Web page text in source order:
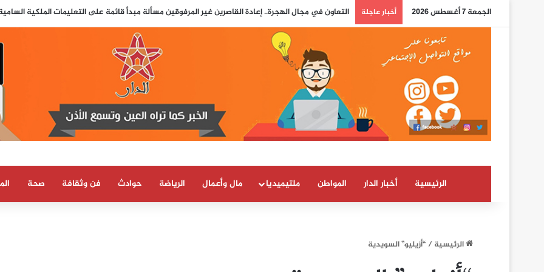
الجمعة 7 أغسطس 2026 أخبار عاجلة التعاون في مجال الهجرة.. إعادة القاصرين غير المرفوقين مسألة مبدأ قائمة على التعليمات الملكية
الرئيسية أخبار الدار المواطن ملتيميديا مال وأعمال الرياضة حوادث فن وثقافة صحة
الرئيسية/ “أزيليو” السويدية